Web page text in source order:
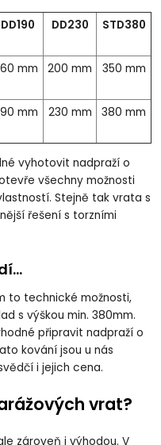
DD190 DD230 STD380
mm 200 mm 350 mm
mm 230 mm 380 mm
vyhotovit nadpraží o
všechny možnosti
Stejně tak vrata s
řešení s torzními
to technické možnosti,
s výškou min. 380mm.
připravit nadpraží o
kování jsou u nás
i jejich cena.
vrat?
zároveň i výhodou. V